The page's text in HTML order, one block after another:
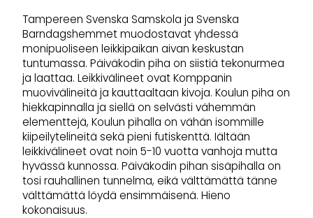
Tampereen Svenska Samskola ja Svenska
Barndagshemmet muodostavat yhdessä
monipuoliseen leikkipaikan aivan keskustan
tuntumassa. Päiväkodin piha on siistiä tekonurmea
ja laattaa. Leikkivälineet ovat Komppanin
muovivälineitä ja kauttaaltaan kivoja. Koulun piha on
hiekkapinnalla ja siellä on selvästi vähemmän
elementtejä, Koulun pihalla on vähän isommille
kiipeilytelineitä sekä pieni futiskenttä. Iältään
leikkivälineet ovat noin 5-10 vuotta vanhoja mutta
hyvässä kunnossa. Päiväkodin pihan sisäpihalla on
tosi rauhallinen tunnelma, eikä välttämättä tänne
välttämättä löydä ensimmäisenä. Hieno
kokonaisuus.